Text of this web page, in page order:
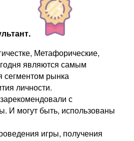
Метафорические,
являются самым
рынка
личности.
с
И могут быть, использованы
игры, получения